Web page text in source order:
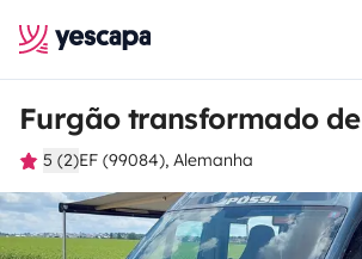
Furgão transformado
5 (2)EF (99084), Alemanha